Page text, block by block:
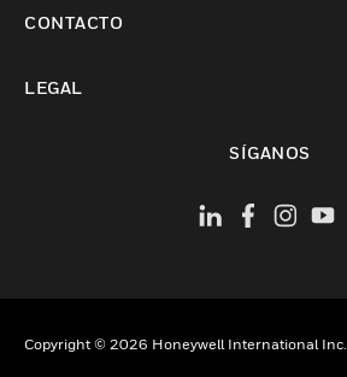
CONTACTO
LEGAL
SÍGANOS
Copyright © 2026 Honeywell International Inc.